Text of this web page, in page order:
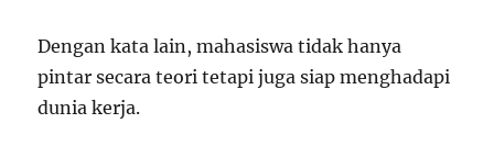
Dengan kata lain, mahasiswa tidak hanya
pintar secara teori tetapi juga siap menghadapi
dunia kerja.